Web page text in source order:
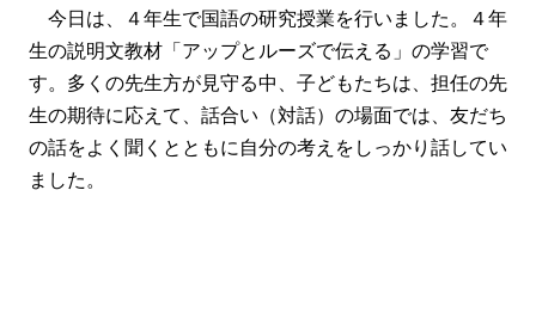
今日は、４年生で国語の研究授業を行いました。４年
生の説明文教材「アップとルーズで伝える」の学習で
す。多くの先生方が見守る中、子どもたちは、担任の先
生の期待に応えて、話合い（対話）の場面では、友だち
の話をよく聞くとともに自分の考えをしっかり話してい
ました。